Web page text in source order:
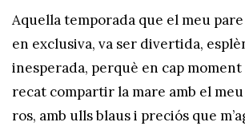
Aquella temporada que el meu
en exclusiva, va ser divertida,
inesperada, perquè en cap moment
recat compartir la mare amb el
ros, amb ulls blaus i preciós que